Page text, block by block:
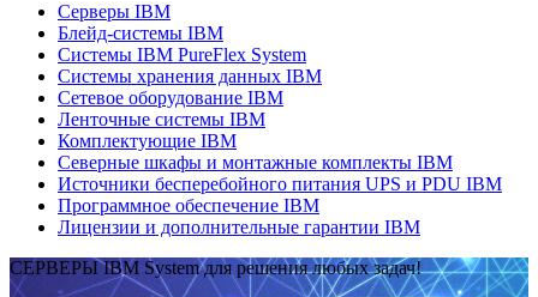
Серверы IBM
Блейд-системы IBM
Системы IBM PureFlex System
Системы хранения данных IBM
Сетевое оборудование IBM
Ленточные системы IBM
Комплектующие IBM
Северные шкафы и монтажные комплекты IBM
Источники бесперебойного питания UPS и PDU IBM
Программное обеспечение IBM
Лицензии и дополнительные гарантии IBM
СЕРВЕРЫ IBM System для решения любых задач!